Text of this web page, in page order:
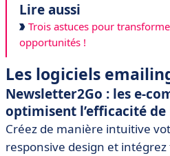
Lire aussi
Trois astuces pour
opportunités !
Les logiciels
Newsletter2Go : les e-
optimisent l’efficacité
Créez de manière intuitive
responsive design et